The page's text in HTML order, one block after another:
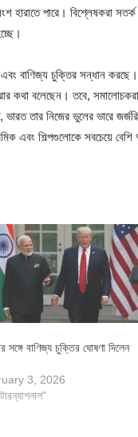
হারাতে পারে। বিশ্লেষকরা
বাণিজ্য চুক্তির সন্ধান
কথা বলেছেন। তবে,
তার নিজের ভুলের ভারে
এবং শিল্পগুলোকে সবচেয়ে
সঙ্গে বাণিজ্য চুক্তির ঘোষণা দিলেন
3, 2026